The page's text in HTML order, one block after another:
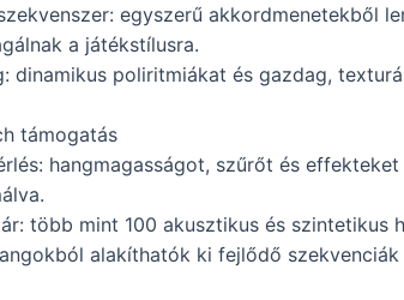
egyszerű akkordmenetekből
a játékstílusra.
dinamikus poliritmiákat és gazdag,
támogatás
hangmagasságot, szűrőt és
több mint 100 akusztikus és szintetikus
alakíthatók ki fejlődő szekvenciák